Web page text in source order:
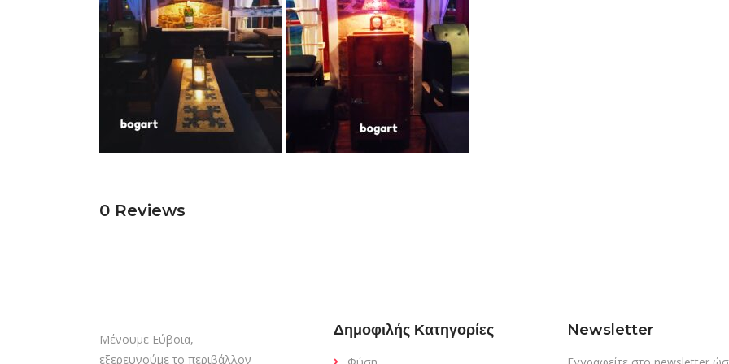
0 Reviews
Μένουμε Εύβοια,
εξερευνούμε το περιβάλλον
Δημοφιλής Κατηγορίες Newsletter